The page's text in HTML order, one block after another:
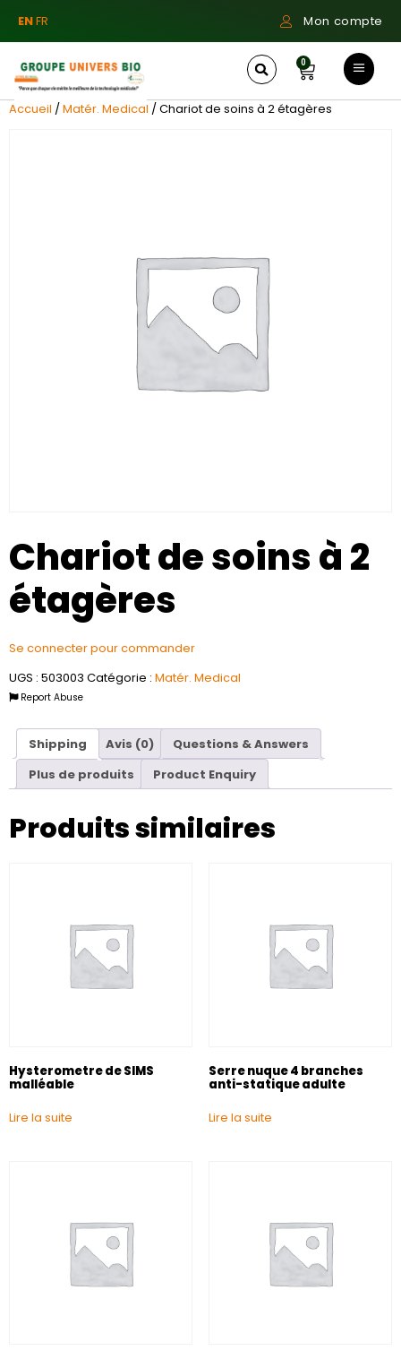
ENFR Mon compte
0
Accueil /Matér. Medical / Chariot de soins à 2 étagères
Chariot de soins à 2
étagères
Se connecter pour commander
UGS : 503003 Catégorie : Matér. Medical
Report Abuse
Shipping Avis (0)
Questions & Answers
Plus de produits
Product Enquiry
Produits similaires
Hysterometre de SIMS
malléable
Lire la suite
Serre nuque 4 branches
anti-statique adulte
Lire la suite